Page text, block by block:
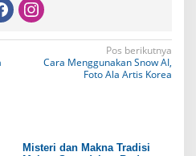
Pos berikutnya
Cara Menggunakan Snow AI,
Foto Ala Artis Korea
Misteri dan Makna Tradisi